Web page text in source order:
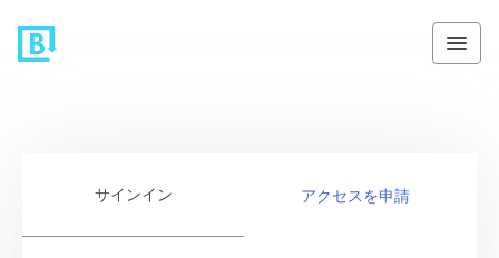
サインイン アクセスを申請